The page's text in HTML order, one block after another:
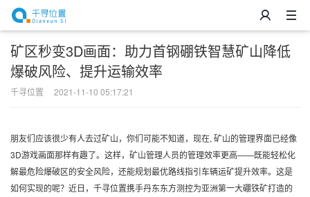
矿区秒变3D画面：助力首钢硼铁智慧矿山降低
爆破风险、提升运输效率
千寻位置 2021-11-10 05:17:21
朋友们应该很少有人去过矿山，你们可能不知道，现在, 矿山的管理界面已经像
3D游戏画面那样有趣了。这样，矿山管理人员的管理效率更高——既能轻松化
解最危险爆破区的安全风险，还能规划最优路线指引车辆运矿提升效率。这是
如何实现的呢？近日，千寻位置携手丹东东方测控为亚洲第一大硼铁矿打造的